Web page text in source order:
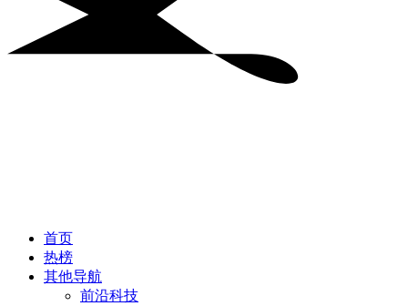
首页
热榜
其他导航
前沿科技